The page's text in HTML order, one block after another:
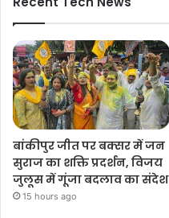
बांकीपुर जीत पर बक्सर में जन
सुराज का शक्ति प्रदर्शन, विजय
जुलूस में गूंजा बदलाव का संदेश
15 hours ago